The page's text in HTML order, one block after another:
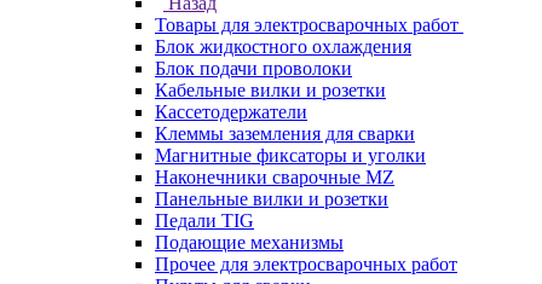
Товары для электросварочных работ
Блок жидкостного охлаждения
Блок подачи проволоки
Кабельные вилки и розетки
Кассетодержатели
Клеммы заземления для сварки
Магнитные фиксаторы и уголки
Наконечники сварочные MZ
Панельные вилки и розетки
Педали TIG
Подающие механизмы
Прочее для электросварочных работ